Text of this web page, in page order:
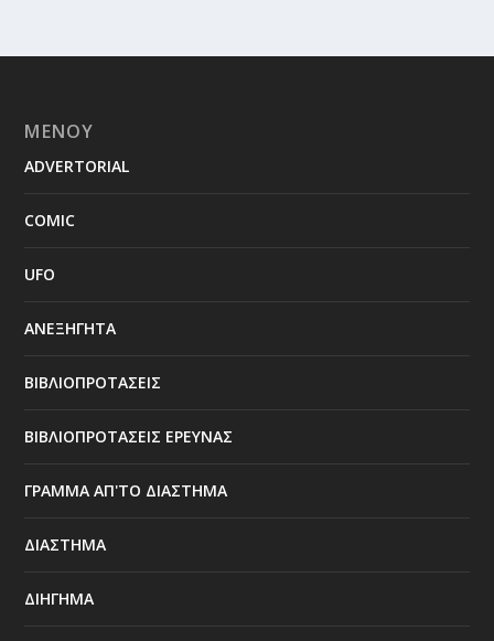
ΜΕΝΟΥ
ADVERTORIAL
COMIC
UFO
ΑΝΕΞΗΓΗΤΑ
ΒΙΒΛΙΟΠΡΟΤΑΣΕΙΣ
ΒΙΒΛΙΟΠΡΟΤΑΣΕΙΣ ΕΡΕΥΝΑΣ
ΓΡΑΜΜΑ ΑΠ'ΤΟ ΔΙΑΣΤΗΜΑ
ΔΙΑΣΤΗΜΑ
ΔΙΗΓΗΜΑ